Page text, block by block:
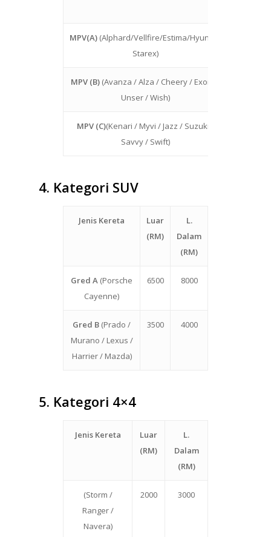
MPV(A) (Alphard/Vellfire/Estima/Hyundai
Starex)
MPV (B) (Avanza / Alza / Cheery / Exora /
Unser / Wish)
MPV (C)(Kenari / Myvi / Jazz / Suzuki /
Savvy / Swift)
4. Kategori SUV
Jenis Kereta
Luar
(RM)
L.
Dalam
(RM)
Gred A (Porsche
Cayenne)
6500 8000
Gred B (Prado /
Murano / Lexus /
Harrier / Mazda)
3500 4000
5. Kategori 4×4
Jenis Kereta
Luar
(RM)
L.
Dalam
(RM)
(Storm /
Ranger /
Navera)
2000 3000
HUBUNGI KAMI